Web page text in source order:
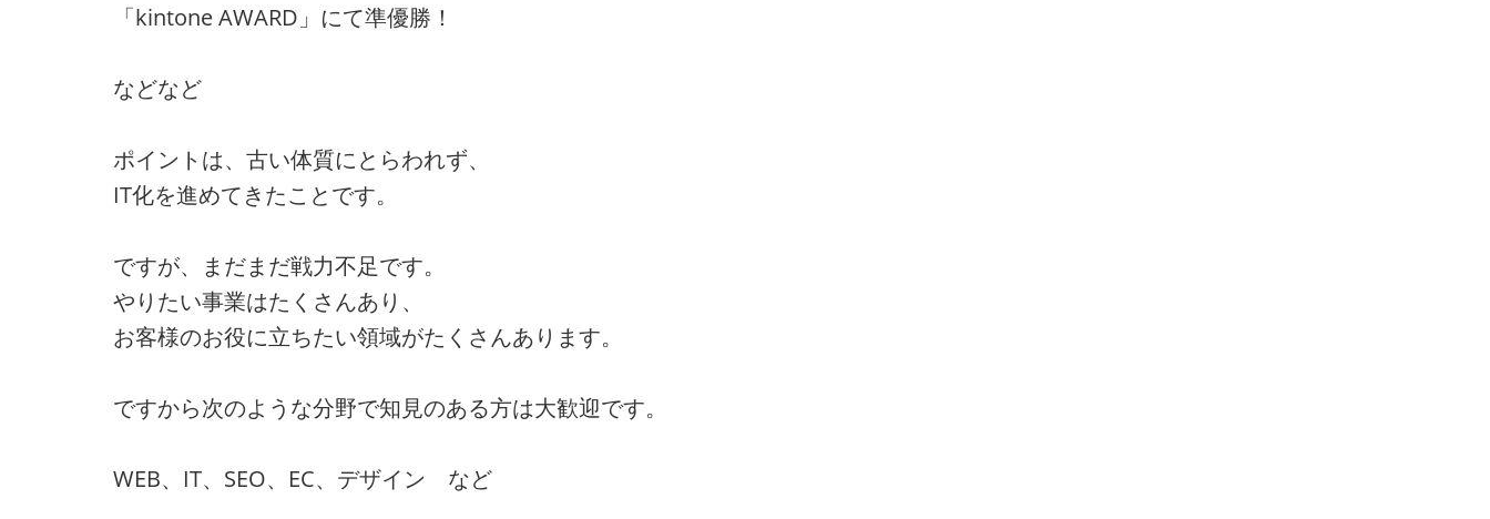
「kintone AWARD」にて準優勝！
などなど
ポイントは、古い体質にとらわれず、
IT化を進めてきたことです。
ですが、まだまだ戦力不足です。
やりたい事業はたくさんあり、
お客様のお役に立ちたい領域がたくさんあります。
ですから次のような分野で知見のある方は大歓迎です。
WEB、IT、SEO、EC、デザイン など